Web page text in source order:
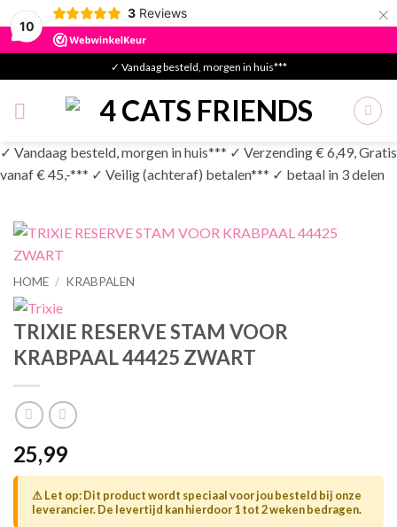
10
3 Reviews ×
to
content
✓ Vandaag besteld, morgen in huis***
✓ Vandaag besteld, morgen in huis*** ✓ Verzending € 6,49, Gratis
vanaf € 45,-*** ✓ Veilig (achteraf) betalen*** ✓ betaal in 3 delen
HOME / KRABPALEN
TRIXIE RESERVE STAM VOOR
KRABPAAL 44425 ZWART
25,99
⚠ Let op: Dit product wordt speciaal voor jou besteld bij onze
leverancier. De levertijd kan hierdoor 1 tot 2 weken bedragen.